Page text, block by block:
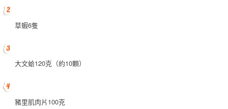
草蝦6隻
大文蛤120克（約10顆）
豬里肌肉片100克